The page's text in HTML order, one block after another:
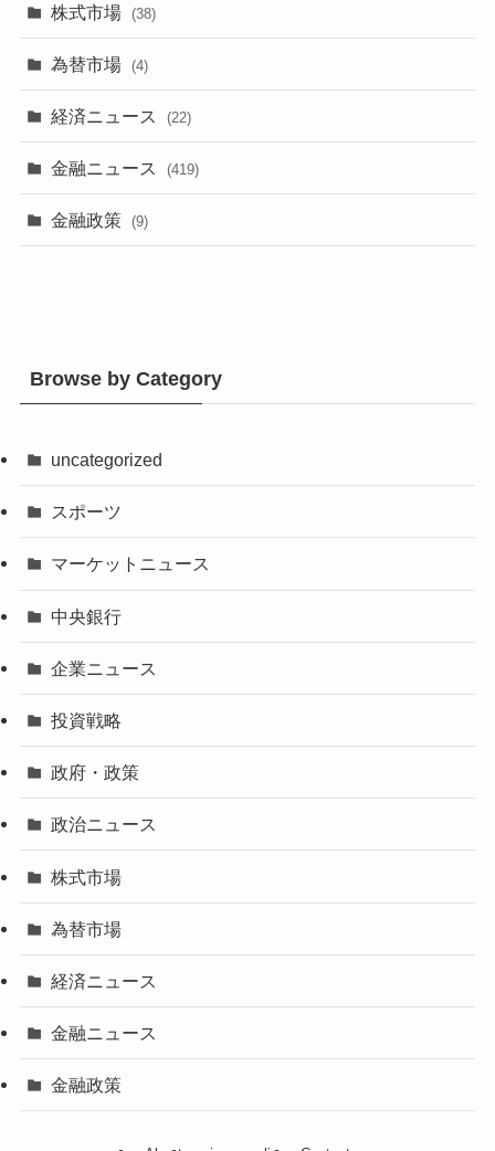
株式市場 (38)
為替市場 (4)
経済ニュース (22)
金融ニュース (419)
金融政策 (9)
Browse by Category
uncategorized
スポーツ
マーケットニュース
中央銀行
企業ニュース
投資戦略
政府・政策
政治ニュース
株式市場
為替市場
経済ニュース
金融ニュース
金融政策